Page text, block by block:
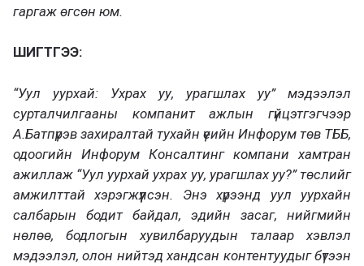
гаргаж өгсөн юм.
ШИГТГЭЭ:
“Уул уурхай: Ухрах уу, урагшлах уу” мэдээлэл
сурталчилгааны компанит ажлын гүйцэтгэгчээр
А.Батпүрэв захиралтай тухайн үеийн Инфорум төв ТББ,
одоогийн Инфорум Консалтинг компани хамтран
ажиллаж “Уул уурхай ухрах уу, урагшлах уу?” төслийг
амжилттай хэрэгжүүлсэн. Энэ хүрээнд уул уурхайн
салбарын бодит байдал, эдийн засаг, нийгмийн
нөлөө, бодлогын хувилбаруудын талаар хэвлэл
мэдээлэл, олон нийтэд хандсан контентуудыг бүтээн